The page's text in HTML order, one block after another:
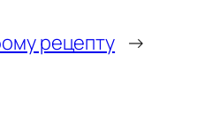
рецепту →